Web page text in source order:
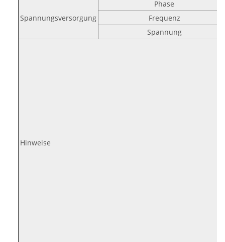
Spannungsversorgung
Phase
Frequenz
Spannung
Hinweise